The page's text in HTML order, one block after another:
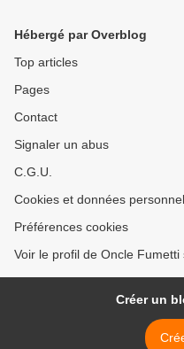
Hébergé par Overblog
Top articles
Pages
Contact
Signaler un abus
C.G.U.
Cookies et données
Préférences cookies
Voir le profil de Oncle
Créer un